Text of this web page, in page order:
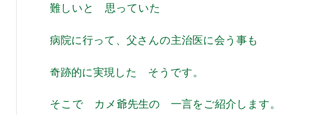
難しいと 思っていた
病院に行って、父さんの主治医に会う事も
奇跡的に実現した そうです。
そこで カメ爺先生の 一言をご紹介します。